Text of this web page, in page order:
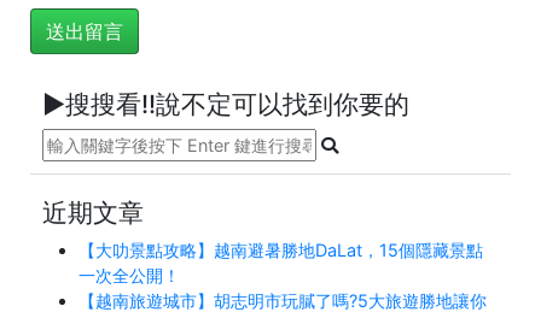
►搜搜看!!說不定可以找到你要的
近期文章
【大叻景點攻略】越南避暑勝地DaLat，15個隱藏景點
一次全公開！
【越南旅遊城市】胡志明市玩膩了嗎?5大旅遊勝地讓你